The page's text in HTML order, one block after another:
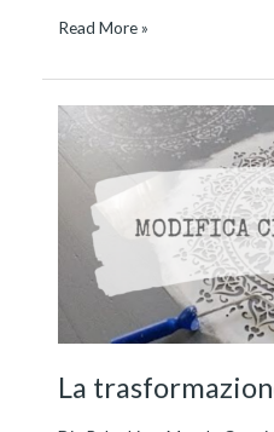
Read More »
La
La
trasformazione